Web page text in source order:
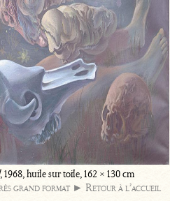
, 1968, huile sur toile, 162 × 130 cm
grand format ► Retour à l’accueil